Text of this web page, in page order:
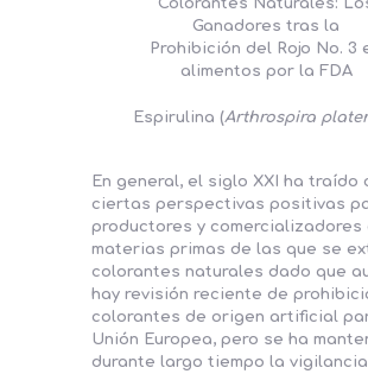
Espirulina (Arthrospira
En general, el siglo XXI ha traído
ciertas perspectivas positivas
productores y comercializadores
materias primas de las que se
colorantes naturales dado que
hay revisión reciente de
colorantes de origen artificial
Unión Europea, pero se ha
durante largo tiempo la